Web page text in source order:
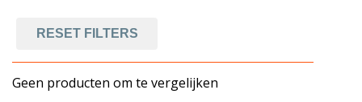
RESET FILTERS
Geen producten om te vergelijken